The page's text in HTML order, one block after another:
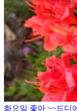
화요일 좋아 ~~드디